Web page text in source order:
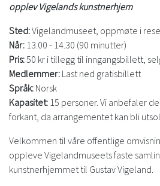
opplev Vigelands kunstnerhjem
Sted:Vigelandmuseet, oppmøte i
Når: 13.00 - 14.30 (90 minutter)
Pris:50 kr i tillegg til inngangsbillett,
Medlemmer: Last ned gratisbillett
Språk: Norsk
Kapasitet: 15 personer. Vi anbefaler
forkant, da arrangementet kan bli
Velkommen til våre offentlige
oppleve Vigelandmuseets faste
kunstnerhjemmet til Gustav Vigeland.